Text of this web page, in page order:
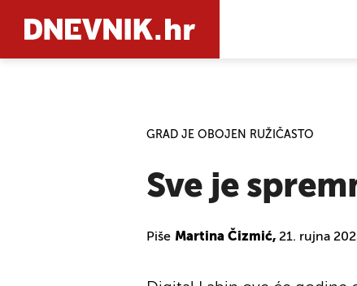
GRAD JE OBOJEN RUŽIČASTO
Sve je
Piše Martina Čizmić, 21. rujna